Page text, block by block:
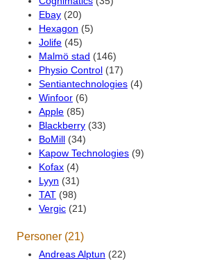
Ebay (20)
Hexagon (5)
Jolife (45)
Malmö stad (146)
Physio Control (17)
Sentiantechnologies (4)
Winfoor (6)
Apple (85)
Blackberry (33)
BoMill (34)
Kapow Technologies (9)
Kofax (4)
Lyyn (31)
TAT (98)
Vergic (21)
Personer (21)
Andreas Alptun (22)